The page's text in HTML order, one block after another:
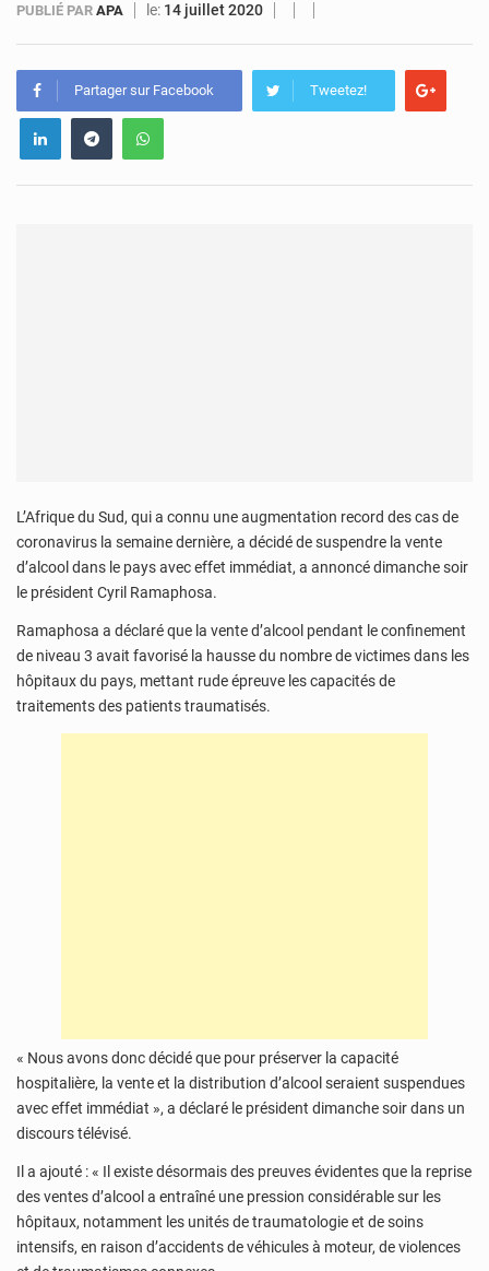
PUBLIÉ PAR APA le: 14 juillet 2020
Partager sur Facebook Tweetez!
L’Afrique du Sud, qui a connu une augmentation record des cas de
coronavirus la semaine dernière, a décidé de suspendre la vente
d’alcool dans le pays avec effet immédiat, a annoncé dimanche soir
le président Cyril Ramaphosa.
Ramaphosa a déclaré que la vente d’alcool pendant le confinement
de niveau 3 avait favorisé la hausse du nombre de victimes dans les
hôpitaux du pays, mettant rude épreuve les capacités de
traitements des patients traumatisés.
« Nous avons donc décidé que pour préserver la capacité
hospitalière, la vente et la distribution d’alcool seraient suspendues
avec effet immédiat », a déclaré le président dimanche soir dans un
discours télévisé.
Il a ajouté : « Il existe désormais des preuves évidentes que la reprise
des ventes d’alcool a entraîné une pression considérable sur les
hôpitaux, notamment les unités de traumatologie et de soins
intensifs, en raison d’accidents de véhicules à moteur, de violences